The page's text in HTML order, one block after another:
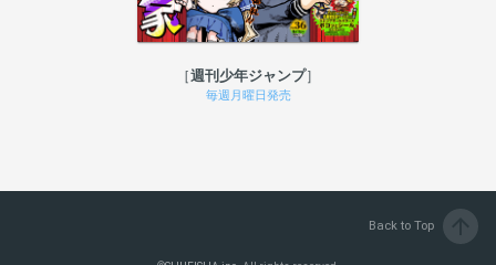
週刊少年ジャンプ
毎週月曜日発売
Back to Top